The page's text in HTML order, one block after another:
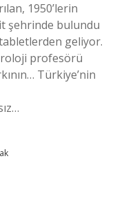
1950’lerin
şehrinde bulundu
geliyor.
profesörü
Türkiye’nin